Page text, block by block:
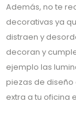
Además, no te
decorativas ya
distraen y
decoran y
ejemplo las
piezas de
extra a tu oficina